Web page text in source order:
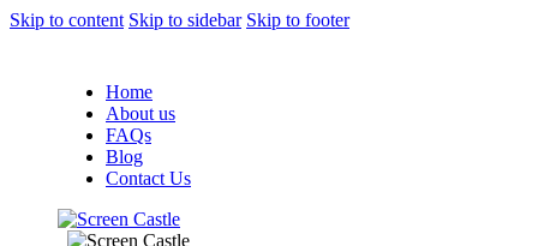
Skip to content Skip to sidebar Skip to footer
Home
About us
FAQs
Blog
Contact Us